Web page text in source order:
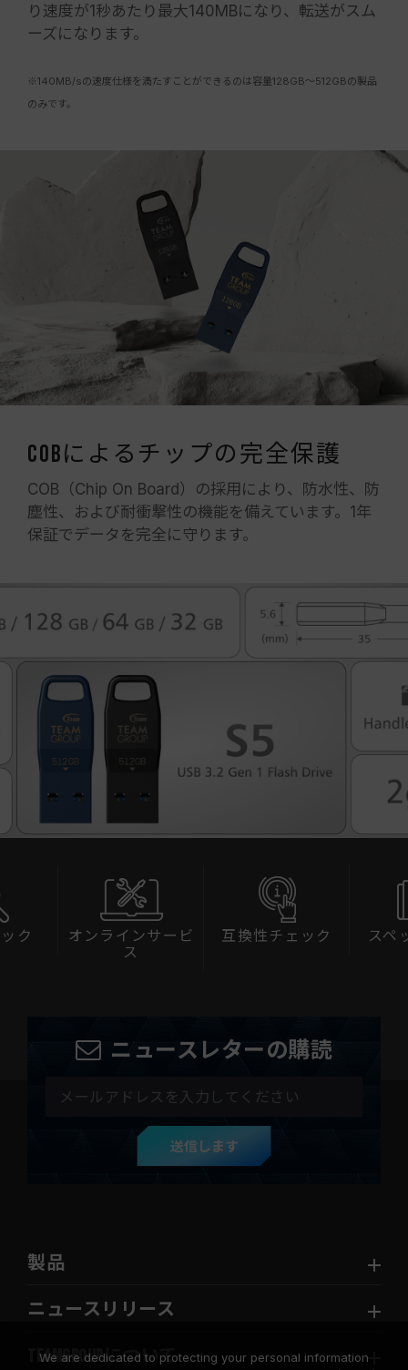
り速度が1秒あたり最大140MBになり、転送がスム
ーズになります。
※140MB/sの速度仕様を満たすことができるのは容量128GB～512GBの製品
のみです。
COBによるチップの完全保護
COB（Chip On Board）の採用により、防水性、防
塵性、および耐衝撃性の機能を備えています。1年
保証でデータを完全に守ります。
ク
オンラインサービ
ス
互換性チェック スペ
ニュースレターの購読
送信します
製品
ニュースリリース
TEAMGROUPについて
We are dedicated to protecting your personal information